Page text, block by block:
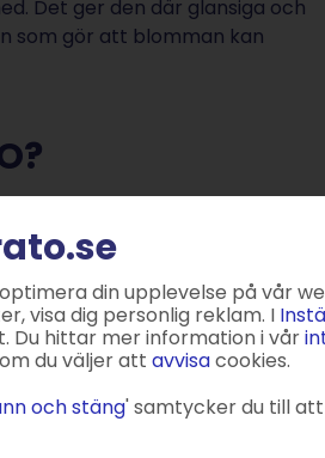
Det ger den där glansiga och
som gör att blomman kan
mitt intresse. Jag hade
jag tittade närmare på
och jag uppskattade
kändes smidigt och rätt för
fördin
din upplevelse på vår
visa dig personlig reklam. I
Du hittar mer information i vår
du väljer att avvisacookies.
och stäng' samtycker du till